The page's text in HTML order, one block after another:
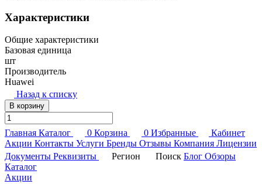
Характеристики
Общие характеристики
Базовая единица
шт
Производитель
Huawei
Назад к списку
В корзину
Главная Каталог 0 Корзина 0 Избранные
Кабинет
Акции Контакты Услуги Бренды Отзывы Компания Лицензии
Документы Реквизиты Регион Поиск Блог Обзоры
Каталог
Акции